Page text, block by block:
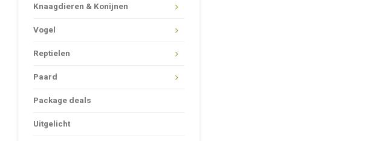
Knaagdieren & Konijnen
Vogel
Reptielen
Paard
Package deals
Uitgelicht